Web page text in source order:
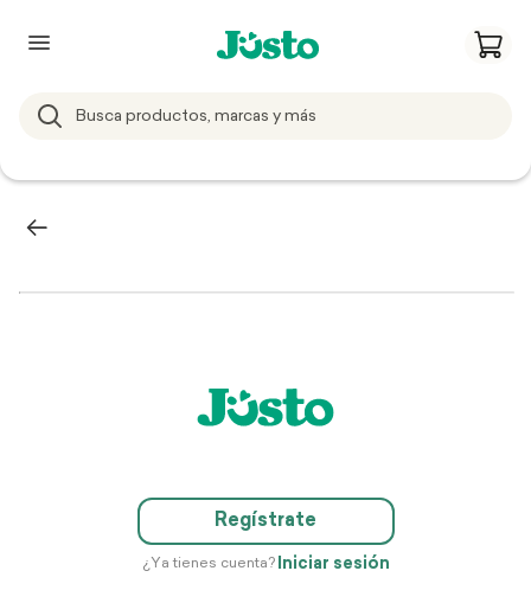
Regístrate
¿Ya tienes cuenta? Iniciar sesión